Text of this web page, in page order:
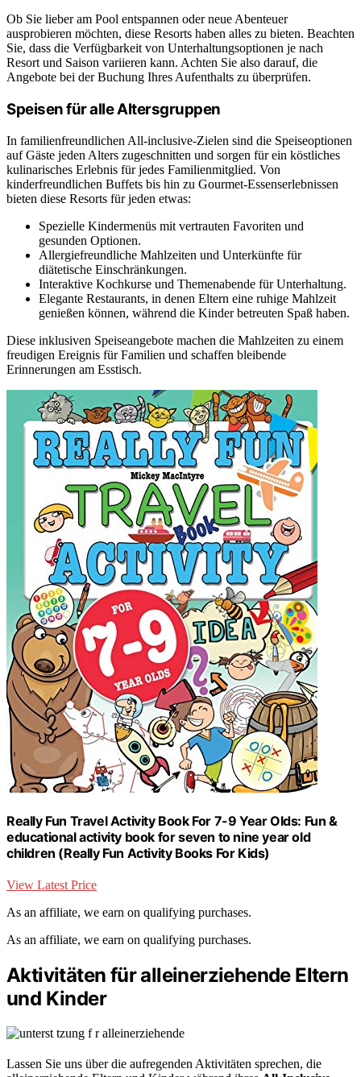
Ob Sie lieber am Pool entspannen oder neue Abenteuer
ausprobieren möchten, diese Resorts haben alles zu bieten. Beachten
Sie, dass die Verfügbarkeit von Unterhaltungsoptionen je nach
Resort und Saison variieren kann. Achten Sie also darauf, die
Angebote bei der Buchung Ihres Aufenthalts zu überprüfen.
Speisen für alle Altersgruppen
In familienfreundlichen All-inclusive-Zielen sind die Speiseoptionen
auf Gäste jeden Alters zugeschnitten und sorgen für ein köstliches
kulinarisches Erlebnis für jedes Familienmitglied. Von
kinderfreundlichen Buffets bis hin zu Gourmet-Essenserlebnissen
bieten diese Resorts für jeden etwas:
Spezielle Kindermenüs mit vertrauten Favoriten und
gesunden Optionen.
Allergiefreundliche Mahlzeiten und Unterkünfte für
diätetische Einschränkungen.
Interaktive Kochkurse und Themenabende für Unterhaltung.
Elegante Restaurants, in denen Eltern eine ruhige Mahlzeit
genießen können, während die Kinder betreuten Spaß haben.
Diese inklusiven Speiseangebote machen die Mahlzeiten zu einem
freudigen Ereignis für Familien und schaffen bleibende
Erinnerungen am Esstisch.
Really Fun Travel Activity Book For 7-9 Year Olds: Fun &
educational activity book for seven to nine year old
children (Really Fun Activity Books For Kids)
View Latest Price
As an affiliate, we earn on qualifying purchases.
As an affiliate, we earn on qualifying purchases.
Aktivitäten für alleinerziehende Eltern
und Kinder
Lassen Sie uns über die aufregenden Aktivitäten sprechen, die